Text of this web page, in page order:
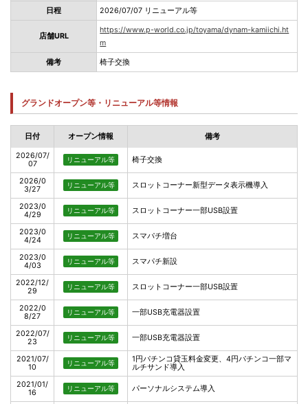
日程 2026/07/07 リニューアル等
店舗URL
https://www.p-world.co.jp/toyama/dynam-kamiichi.ht
m
備考 椅子交換
グランドオープン等・リニューアル等情報
日付 オープン情報 備考
2026/07/
07
リニューアル等 椅子交換
2026/0
3/27
リニューアル等 スロットコーナー新型データ表示機導入
2023/0
4/29
リニューアル等 スロットコーナー一部USB設置
2023/0
4/24
リニューアル等 スマパチ増台
2023/0
4/03
リニューアル等 スマパチ新設
2022/12/
29
リニューアル等 スロットコーナー一部USB設置
2022/0
8/27
リニューアル等 一部USB充電器設置
2022/07/
23
リニューアル等 一部USB充電器設置
2021/07/
10
リニューアル等
1円パチンコ貸玉料金変更、4円パチンコ一部マ
ルチサンド導入
2021/01/
16
リニューアル等 パーソナルシステム導入